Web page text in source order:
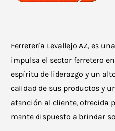
Ferretería Levallejo AZ, es
impulsa el sector ferretero
espíritu de liderazgo y un
calidad de sus productos y
atención al cliente, ofrecida
mente dispuesto a brindar